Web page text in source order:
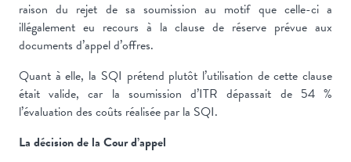
raison du rejet de sa soumission au motif que celle-ci a
illégalement eu recours à la clause de réserve prévue aux
documents d’appel d’offres.
Quant à elle, la SQI prétend plutôt l’utilisation de cette clause
était valide, car la soumission d’ITR dépassait de 54 %
l’évaluation des coûts réalisée par la SQI.
La décision de la Cour d’appel